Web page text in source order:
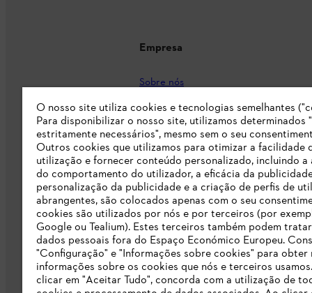
Empresa
Sobre nós
Imprensa
Carreira
Responsabilidade
Linha Integridade STIHL
Informação para fornecedores
Livro de Reclamações
Declaração de acessibilidade
O nosso site utiliza cookies e tecnologias semelhantes
Para disponibilizar o nosso site, utilizamos determinados
estritamente necessários", mesmo sem o seu
Outros cookies que utilizamos para otimizar a facilidade
utilização e fornecer conteúdo personalizado, incluindo a
do comportamento do utilizador, a eficácia da
personalização da publicidade e a criação de perfis de
abrangentes, são colocados apenas com o seu
cookies são utilizados por nós e por terceiros (por
Google ou Tealium). Estes terceiros também podem
dados pessoais fora do Espaço Económico Europeu.
"Configuração" e "Informações sobre cookies" para obter
informações sobre os cookies que nós e terceiros
clicar em "Aceitar Tudo", concorda com a utilização de